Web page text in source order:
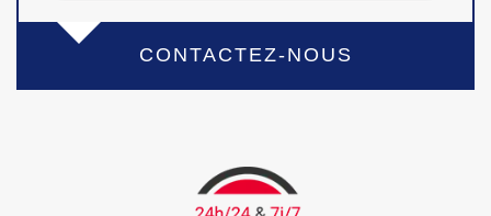
CONTACTEZ-NOUS